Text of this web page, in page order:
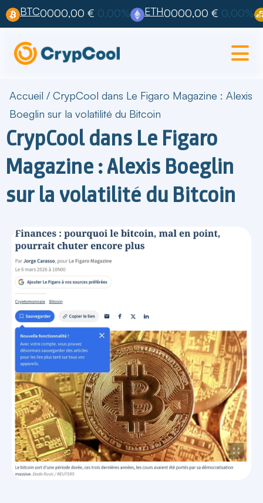
BTC0000,00 € 0,00% ETH0000,00 € 0,00%
Accueil / CrypCool dans Le Figaro Magazine : Alexis
Boeglin sur la volatilité du Bitcoin
CrypCool dans Le Figaro
Magazine : Alexis Boeglin
sur la volatilité du Bitcoin